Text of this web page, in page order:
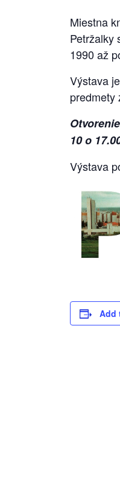
Miestna
Petržalky
1990 až
Výstava
predmety
10 o
Výstava
Add